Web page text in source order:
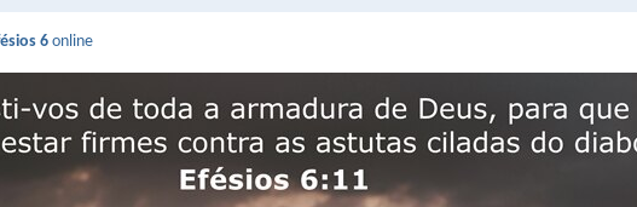
6 online